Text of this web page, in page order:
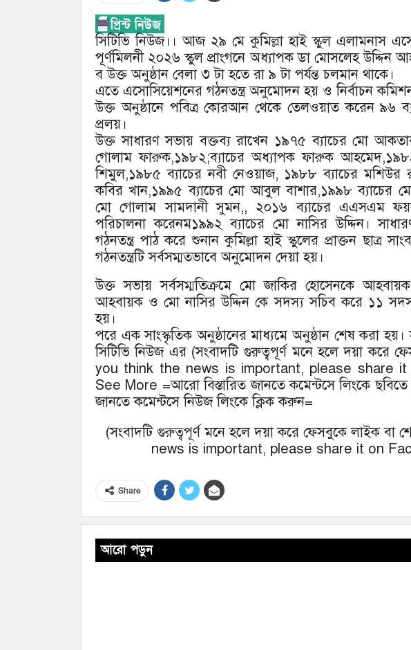
সিটিভি নিউজ।। আজ ২৯ মে কুমিল্লা হাই স্কুল এলামনাস
পূর্ণমিলনী ২০২৬ স্কুল প্রাংগনে অধ্যাপক ডা মোসলেহ উদ্দিন
ব উক্ত অনুষ্ঠান বেলা ৩ টা হতে রা ৯ টা পর্যন্ত চলমান থাকে।
এতে এসোসিয়েশনের গঠনতন্ত্র অনুমোদন হয় ও নির্বাচন
উক্ত অনুষ্ঠানে পবিত্র কোরআন থেকে তেলওয়াত করেন ৯৬
প্রলয়।
উক্ত সাধারণ সভায় বক্তব্য রাখেন ১৯৭৫ ব্যাচের মো
গোলাম ফারুক,১৯৮২;ব্যাচের অধ্যাপক ফারুক
শিমুল,১৯৮৫ ব্যাচের নবী নেওয়াজ, ১৯৮৮ ব্যাচের মশিউর
কবির খান,১৯৯৫ ব্যাচের মো আবুল বাশার,১৯৯৮ ব্যাচের
মো গোলাম সামদানী সুমন,, ২০১৬ ব্যাচের এএসএম
পরিচালনা করেনম১৯৯২ ব্যাচের মো নাসির উদ্দিন।
গঠনতন্ত্র পাঠ করে শুনান কুমিল্লা হাই স্কুলের প্রাক্তন ছাত্র
গঠনতন্ত্রটি সর্বসম্মতভাবে অনুমোদন দেয়া হয়।
উক্ত সভায় সর্বসম্মতিক্রমে মো জাকির হোসেনকে
আহবায়ক ও মো নাসির উদ্দিন কে সদস্য সচিব করে ১১
হয়।
পরে এক সাংস্কৃতিক অনুষ্ঠানের মাধ্যমে অনুষ্ঠান শেষ করা
সিটিভি নিউজ এর (সংবাদটি গুরুত্বপূর্ণ মনে হলে দয়া করে
you think the news is important, please share
See More =আরো বিস্তারিত জানতে কমেন্টসে লিংকে
জানতে কমেন্টসে নিউজ লিংকে ক্লিক করুন=
(সংবাদটি গুরুত্বপূর্ণ মনে হলে দয়া করে ফেসবুকে লাইক
news is important, please share it on
Share
আরো পড়ুন